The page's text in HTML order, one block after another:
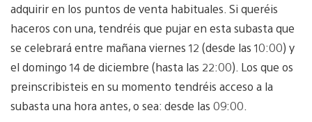
adquirir en los puntos de venta habituales. Si queréis
haceros con una, tendréis que pujar en esta subasta que
se celebrará entre mañana viernes 12 (desde las 10:00) y
el domingo 14 de diciembre (hasta las 22:00). Los que os
preinscribisteis en su momento tendréis acceso a la
subasta una hora antes, o sea: desde las 09:00.